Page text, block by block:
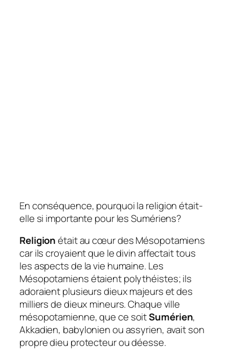
En conséquence, pourquoi la religion était-
elle si importante pour les Sumériens?
Religionétait au cœur des Mésopotamiens
car ils croyaient que le divin affectait tous
les aspects de la vie humaine. Les
Mésopotamiens étaient polythéistes; ils
adoraient plusieurs dieux majeurs et des
milliers de dieux mineurs. Chaque ville
mésopotamienne, que ce soitSumérien,
Akkadien, babylonien ou assyrien, avait son
propre dieu protecteur ou déesse.